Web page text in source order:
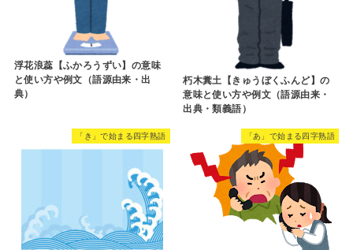
浮花浪蕊【ふかろうずい】の意味
と使い方や例文（語源由来・出
典）
朽木糞土【きゅうぼくふんど】の
意味と使い方や例文（語源由来・
出典・類義語）
「き」で始まる四字熟語 「あ」で始まる四字熟語